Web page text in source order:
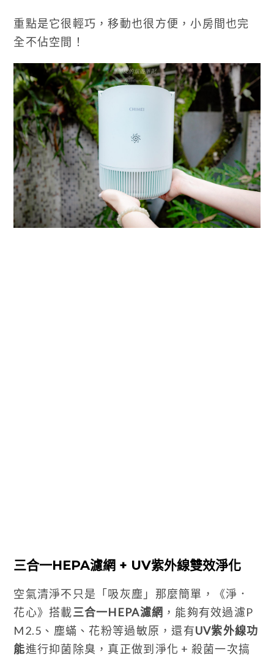
重點是它很輕巧，移動也很方便，小房間也完
全不佔空間！
三合一HEPA濾網 + UV紫外線雙效淨化
空氣清淨不只是「吸灰塵」那麼簡單，《淨．
花心》搭載三合一HEPA濾網 ，能夠有效過濾P
M2.5、塵蟎、花粉等過敏原，還有UV紫外線功
能進行抑菌除臭，真正做到淨化 + 殺菌一次搞